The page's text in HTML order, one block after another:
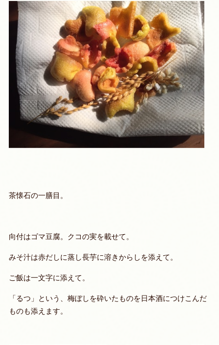
茶懐石の一膳目。
向付はゴマ豆腐。クコの実を載せて。
みそ汁は赤だしに蒸し長芋に溶きからしを添えて。
ご飯は一文字に添えて。
「るつ」という、梅ぼしを砕いたものを日本酒につけこんだ
ものも添えます。